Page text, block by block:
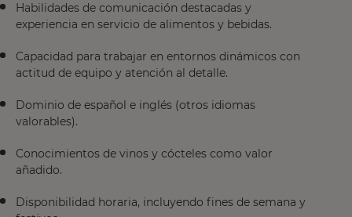
Habilidades de comunicación destacadas y
experiencia en servicio de alimentos y bebidas.
Capacidad para trabajar en entornos dinámicos con
actitud de equipo y atención al detalle.
Dominio de español e inglés (otros idiomas
valorables).
Conocimientos de vinos y cócteles como valor
añadido.
Disponibilidad horaria, incluyendo fines de semana y